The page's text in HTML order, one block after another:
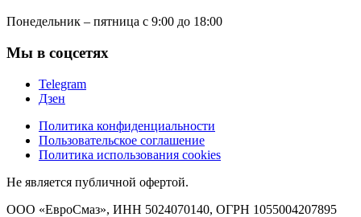
Понедельник – пятница с 9:00 до 18:00
Мы в соцсетях
Telegram
Дзен
Политика конфиденциальности
Пользовательское соглашение
Политика использования cookies
Не является публичной офертой.
ООО «ЕвроСмаз», ИНН 5024070140, ОГРН 1055004207895